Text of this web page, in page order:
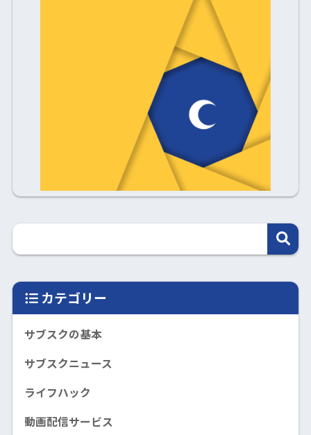
カテゴリー
サブスクの基本
サブスクニュース
ライフハック
動画配信サービス